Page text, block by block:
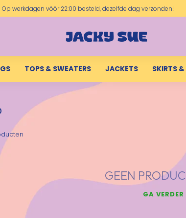
Op werkdagen vóór 22:00 besteld, dezelfde dag verzonden!
TOPS & SWEATERS JACKETS SKIRTS
GEEN
GA